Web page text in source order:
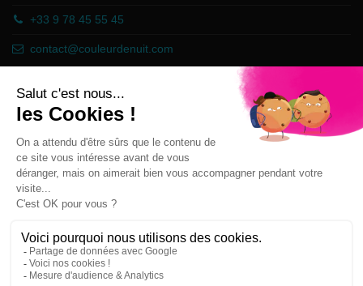
+33 9 78 45 55 45
contact@couleurdenuit.com
Händler zugelassen von Gesellschaft für Garantierte Bewertungen,
Newsletter